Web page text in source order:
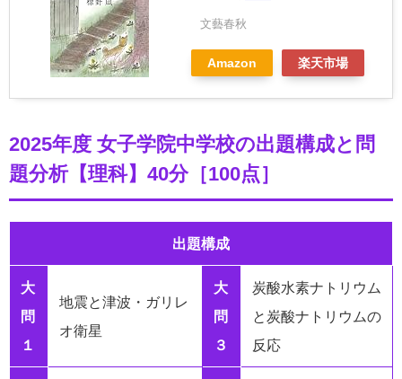
文藝春秋
Amazon 楽天市場
2025年度 女子学院中学校の出題構成と問
題分析【理科】40分［100点］
出題構成
大
問
１
地震と津波・ガリレ
オ衛星
大
問
３
炭酸水素ナトリウム
と炭酸ナトリウムの
反応